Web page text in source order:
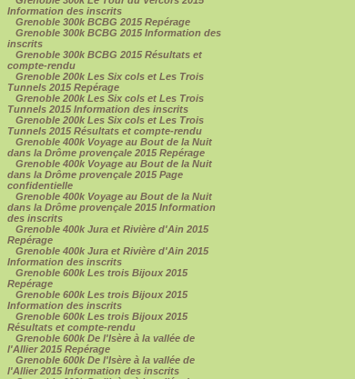
Information des inscrits
Grenoble 300k BCBG 2015 Repérage
Grenoble 300k BCBG 2015 Information des
inscrits
Grenoble 300k BCBG 2015 Résultats et
compte-rendu
Grenoble 200k Les Six cols et Les Trois
Tunnels 2015 Repérage
Grenoble 200k Les Six cols et Les Trois
Tunnels 2015 Information des inscrits
Grenoble 200k Les Six cols et Les Trois
Tunnels 2015 Résultats et compte-rendu
Grenoble 400k Voyage au Bout de la Nuit
dans la Drôme provençale 2015 Repérage
Grenoble 400k Voyage au Bout de la Nuit
dans la Drôme provençale 2015 Page
confidentielle
Grenoble 400k Voyage au Bout de la Nuit
dans la Drôme provençale 2015 Information
des inscrits
Grenoble 400k Jura et Rivière d'Ain 2015
Repérage
Grenoble 400k Jura et Rivière d'Ain 2015
Information des inscrits
Grenoble 600k Les trois Bijoux 2015
Repérage
Grenoble 600k Les trois Bijoux 2015
Information des inscrits
Grenoble 600k Les trois Bijoux 2015
Résultats et compte-rendu
Grenoble 600k De l'Isère à la vallée de
l'Allier 2015 Repérage
Grenoble 600k De l'Isère à la vallée de
l'Allier 2015 Information des inscrits